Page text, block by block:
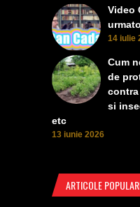
Video
14 iulie
Cum
de
contra
si
etc
13 iunie 2026
ARTICOLE